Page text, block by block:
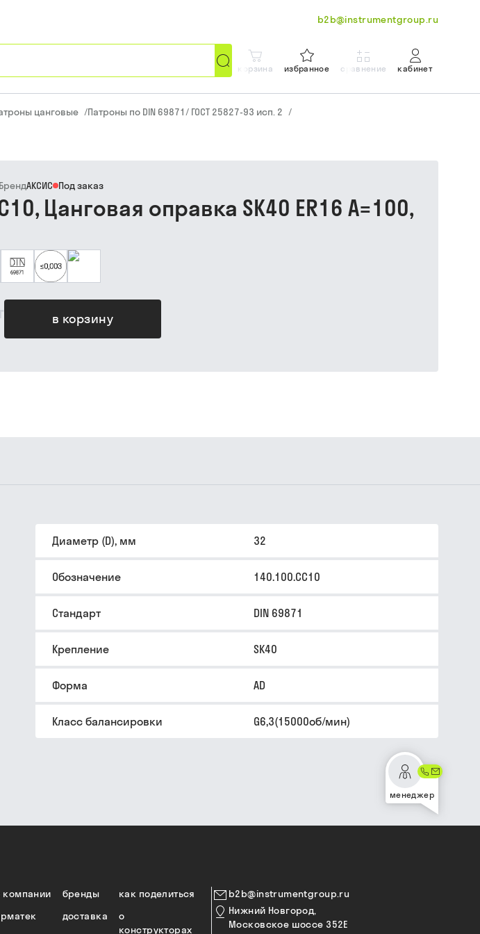
b2b@instrumentgroup.ru
корзина избранное сравнение кабинет
цанговые /Патроны по DIN 69871/ ГОСТ 25827-93 исп. 2 /
в корзину
БрендАКСИС Под заказ
Цанговая оправка SK40 ER16 A=100,
Диаметр (D), мм 32
Обозначение 140.100.CC10
Стандарт DIN 69871
Крепление SK40
Форма AD
Класс балансировки G6,3(15000об/мин)
менеджер
как поделиться
бренды
компании
о
конструкторах
доставка
b2b@instrumentgroup.ru
Нижний Новгород,
Московское шоссе 352Е